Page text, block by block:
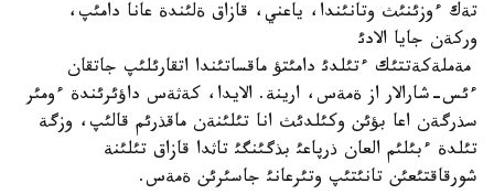
تةك ءوزئنئث وتانئندا، ياعني، قازاق ةلئندة عانا دامئپ،
وركةن جايا الادئ
مةملةكةتتئك ءتئلدئ دامئتؤ ماقساتئندا اتقارئلئپ جاتقان
ءئس-شارالار از ةمةس، ارينة. الايدا، كةثةس داؤئرئندة ءومئر
سذرگةن اعا بؤئن وكئلدئث انا تئلئنةن ماقذرئم قالئپ، وزگة
تئلدة ءبئلئم العان ذرپاعئ بذگئنگئ تاثدا قازاق تئلئنة
شورقاقتئعئن تانئتئپ وتئرعانئ جاسئرئن ةمةس.